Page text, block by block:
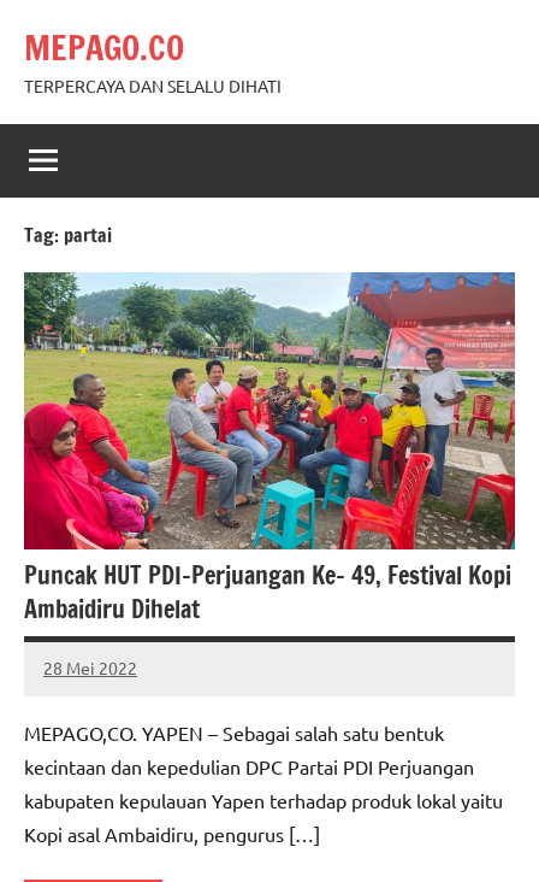
content
MEPAGO.CO
TERPERCAYA DAN SELALU DIHATI
Tag: partai
Puncak HUT PDI-Perjuangan Ke- 49, Festival Kopi
Ambaidiru Dihelat
28 Mei 2022
MEPAGO
No
MEPAGO,CO. YAPEN – Sebagai salah satu bentuk
kecintaan dan kepedulian DPC Partai PDI Perjuangan
kabupaten kepulauan Yapen terhadap produk lokal yaitu
Kopi asal Ambaidiru, pengurus […]